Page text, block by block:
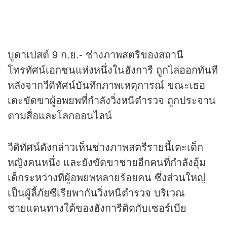
บูดาเปสต์ 9 ก.ย.- ช่างภาพสตรีของสถานี
โทรทัศน์เอกชนแห่งหนึ่งในฮังการี ถูกไล่ออกทันที
หลังจากวีดิทัศน์บันทึกภาพเหตุการณ์ ขณะเธอ
เตะขัดขาผู้อพยพที่กำลังวิ่งหนีตำรวจ ถูกประจาน
ตามสื่อและโลกออนไลน์
วีดิทัศน์ดังกล่าวเห็นช่างภาพสตรีรายนี้เตะเด็ก
หญิงคนหนึ่ง และยังขัดขาชายอีกคนที่กำลังอุ้ม
เด็กระหว่างที่ผู้อพยพหลายร้อยคน ซึ่งส่วนใหญ่
เป็นผู้ลี้ภัยซีเรียพากันวิ่งหนีตำรวจ บริเวณ
ชายแดนทางใต้ของฮังการีติดกับเซอร์เบีย